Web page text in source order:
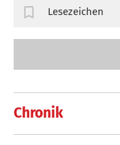
Chronik
Lesezeichen